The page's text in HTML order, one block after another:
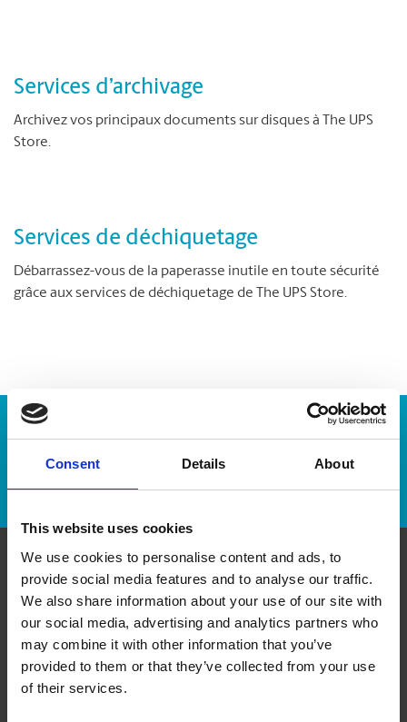
Consent Details About
This website uses cookies
We use cookies to personalise content and ads, to
provide social media features and to analyse our traffic.
We also share information about your use of our site with
our social media, advertising and analytics partners who
may combine it with other information that you’ve
provided to them or that they’ve collected from your use
of their services.
Services d’archivage
Archivez vos principaux documents sur disques à The UPS
Store.
Services de déchiquetage
Débarrassez-vous de la paperasse inutile en toute sécurité
grâce aux services de déchiquetage de The UPS Store.
Numéro de suivi :
Communiquer avec nous
The UPS Store #289
103, 9899 112th Ave
Grande Prairie Alberta - T8V 7T2
Obtenez l'itinéraire vers notre magasin